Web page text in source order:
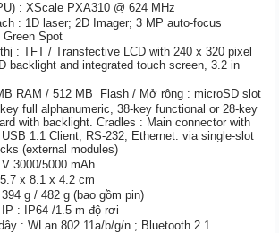
: XScale PXA310 @ 624 MHz
: 1D laser; 2D Imager; 3 MP auto-focus
Spot
: TFT / Transfective LCD with 240 x 320 pixel
backlight and integrated touch screen, 3.2 in
RAM / 512 MB Flash / Mở rộng : microSD slot
full alphanumeric, 38-key functional or 28-key
with backlight. Cradles : Main connector with
1.1 Client, RS-232, Ethernet: via single-slot
(external modules)
3000/5000 mAh
x 8.1 x 4.2 cm
g / 482 g (bao gồm pin)
: IP64 /1.5 m độ rơi
: WLan 802.11a/b/g/n ; Bluetooth 2.1